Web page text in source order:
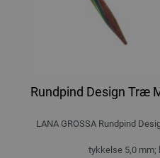
Rundpind Design Træ
LANA GROSSA Rundpind
tykkelse 5,0